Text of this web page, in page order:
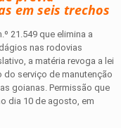
em seis trechos
21.549 que elimina a
nas rodovias
a matéria revoga a lei
do serviço de manutenção
goianas. Permissão que
dia 10 de agosto, em